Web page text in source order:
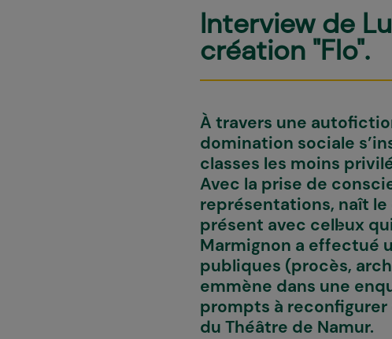
Interview de
création "Flo".
À travers une
domination sociale
classes les moins
Avec la prise de
représentations, naît
présent avec cell·eux
Marmignon a effectué
publiques (procès,
emmène dans une
prompts à reconfigurer
du Théâtre de Namur.